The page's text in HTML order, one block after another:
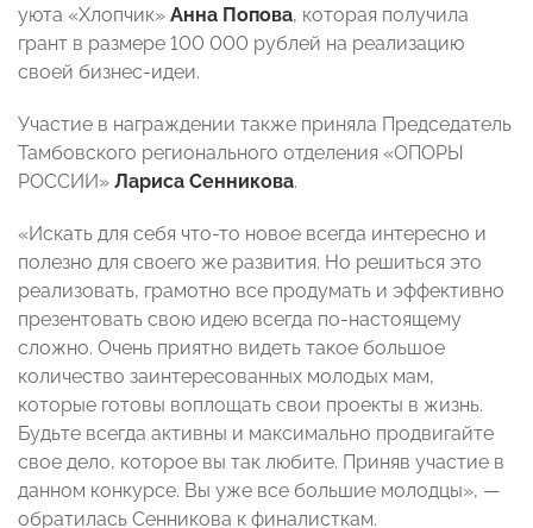
уюта «Хлопчик» Анна Попова, которая получила
грант в размере 100 000 рублей на реализацию
своей бизнес-идеи.
Участие в награждении также приняла Председатель
Тамбовского регионального отделения «ОПОРЫ
РОССИИ» Лариса Сенникова.
«Искать для себя что-то новое всегда интересно и
полезно для своего же развития. Но решиться это
реализовать, грамотно все продумать и эффективно
презентовать свою идею всегда по-настоящему
сложно. Очень приятно видеть такое большое
количество заинтересованных молодых мам,
которые готовы воплощать свои проекты в жизнь.
Будьте всегда активны и максимально продвигайте
свое дело, которое вы так любите. Приняв участие в
данном конкурсе. Вы уже все большие молодцы», —
обратилась Сенникова к финалисткам.